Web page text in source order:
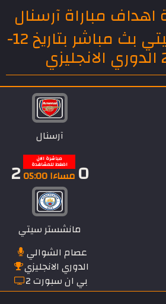
مباراة آرسنال
ومانشستر سيتي بث مباشر بتاريخ 12-
آرسنال
0 مباشرة الان
اضغط للمشاهدة
مساءا 05:00 2
مانشستر سيتي
عصام الشوالي
الدوري الانجليزي
بي ان سبورت 2